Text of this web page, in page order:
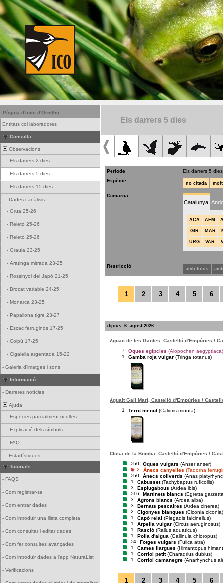
Pàgina d'inici d'Ornitho
Entitats col·laboradores
Consulta
Observacions
- Els darrers 2 dies
- Els darrers 5 dies
- Els darrers 15 dies
Dades i anàlisis
- Grua 25-26
- Reietó 25-26
- Reietó 25-26
- Graula 23-25
- Aratinga mitrada 23-25
- Rossinyol del Japó 21-25
- Brocat variable 24-25
- Monarca 23-25
- Papallona tigre 23-27
- Escac ferruginós 17-25
- Coipú 17-25
- Cigalella argentada 15-22
- Galeria d'imatges i sons
Informació
- Darreres notícies
Ajuda
- Espècies parcialment ocultes
- Explicació dels símbols
- FAQ
Estadístiques
Tutorials
- FAQS
- Com registrar-se
- Com entrar dades
- Com introduir una llista completa
- Com consultar i editar dades
- Com fer consultes avançades
- Com introduir dades a l'app NaturaList
- Verificacions
Els darrers 5 dies
Període
Els darrers 5 dies
Espècie
no citada
Comarca
Catalunya
ACA AEM
GIR MAR
URG VAR
Restricció amb fotos
1 2 3 4 5 6
dijous, 6. agost 2026
Aguait de les Gantes, Castelló d'Empúries /
7
Oques egípcies (Alopochen aegyptiaca)
1
Gamba roja vulgar (Tringa totanus)
Aguait Gall Marí, Castelló d'Empúries /
1
Territ menut (Calidris minuta)
Closa de la Bomba, Castelló d'Empúries /
≥50
Oques vulgars (Anser anser)
2
Ànecs canyelles (Tadorna
≥50
Ànecs collverds (Anas
1
Cabusset (Tachybaptus ruficollis)
3
Esplugabous (Ardea ibis)
≥16
Martinets blancs (Egretta
3
Agrons blancs (Ardea alba)
3
Bernats pescaires (Ardea cinerea)
2
Cigonyes blanques (Ciconia ciconia)
1
Capó reial (Plegadis falcinellus)
1
Arpella vulgar (Circus aeruginosus)
1
Rascló (Rallus aquaticus)
1
Polla d'aigua (Gallinula chloropus)
≥4
Fotges vulgars (Fulica atra)
1
Cames llargues (Himantopus
1
Corriol petit (Charadrius dubius)
1
Corriol camanegre (Anarhynchus
1 2 3 4 5 6